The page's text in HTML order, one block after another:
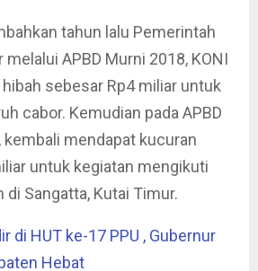
tahun lalu Pemerintah
melalui APBD Murni 2018, KONI
sebesar Rp4 miliar untuk
cabor. Kemudian pada APBD
kembali mendapat kucuran
untuk kegiatan mengikuti
di Sangatta, Kutai Timur.
di HUT ke-17 PPU , Gubernur
Hebat